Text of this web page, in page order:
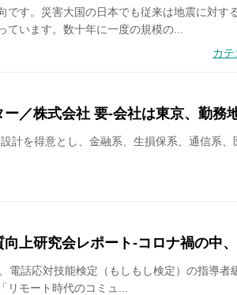
です。災害大国の日本でも従来は地震に対
います。数十年に一度の規模の...
カ
ー／株式会社 要-会社は東京、勤
計を得意とし、金融系、生損保系、通信系
上研究会レポート‐コロナ禍の中
電話応対技能検定（もしもし検定）の指導
モート時代のコミュ...